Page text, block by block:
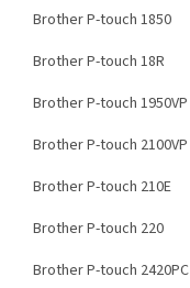
Brother P-touch 1850
Brother P-touch 18R
Brother P-touch 1950VP
Brother P-touch 2100VP
Brother P-touch 210E
Brother P-touch 220
Brother P-touch 2420PC